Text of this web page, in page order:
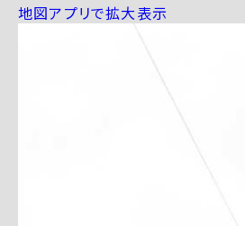
地図アプリで拡大表示